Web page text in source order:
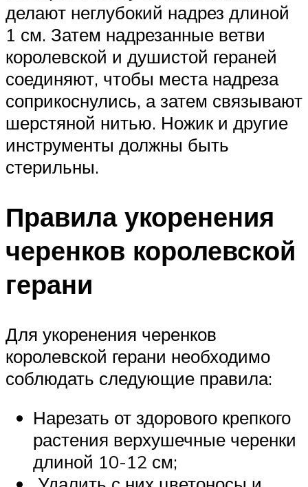
делают неглубокий надрез длиной
1 см. Затем надрезанные ветви
королевской и душистой гераней
соединяют, чтобы места надреза
соприкоснулись, а затем связывают
шерстяной нитью. Ножик и другие
инструменты должны быть
стерильны.
Правила укоренения
черенков королевской
герани
Для укоренения черенков
королевской герани необходимо
соблюдать следующие правила:
Нарезать от здорового крепкого
растения верхушечные черенки
длиной 10-12 см;